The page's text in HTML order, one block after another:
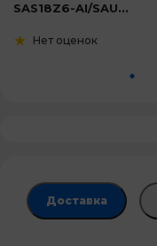
SAS18Z6-AI/SAU...
Нет оценок
Доставка